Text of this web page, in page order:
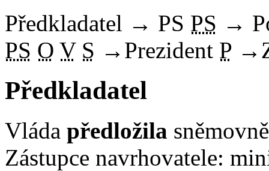
Předkladatel → PS PS →
PS O V S → Prezident P →
Předkladatel
Vláda předložila
Zástupce navrhovatele: